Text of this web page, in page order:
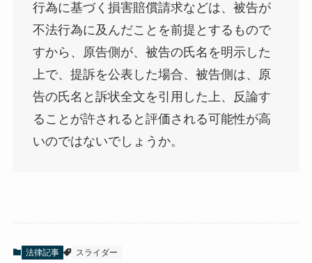
行為に基づく損害賠償請求などは、被告が
不法行為に及んだことを前提とするもので
すから、原告側が、被告の氏名を明示した
上で、提訴を公表した場合、被告側は、原
告の氏名と訴状全文を引用した上、反論す
ることが許されると評価される可能性が高
いのではないでしょうか。
法律記事 スライダー